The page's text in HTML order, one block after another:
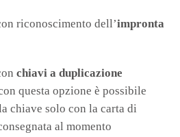
riconoscimento dell’impronta
chiavi a duplicazione
questa opzione è possibile
chiave solo con la carta di
al momento